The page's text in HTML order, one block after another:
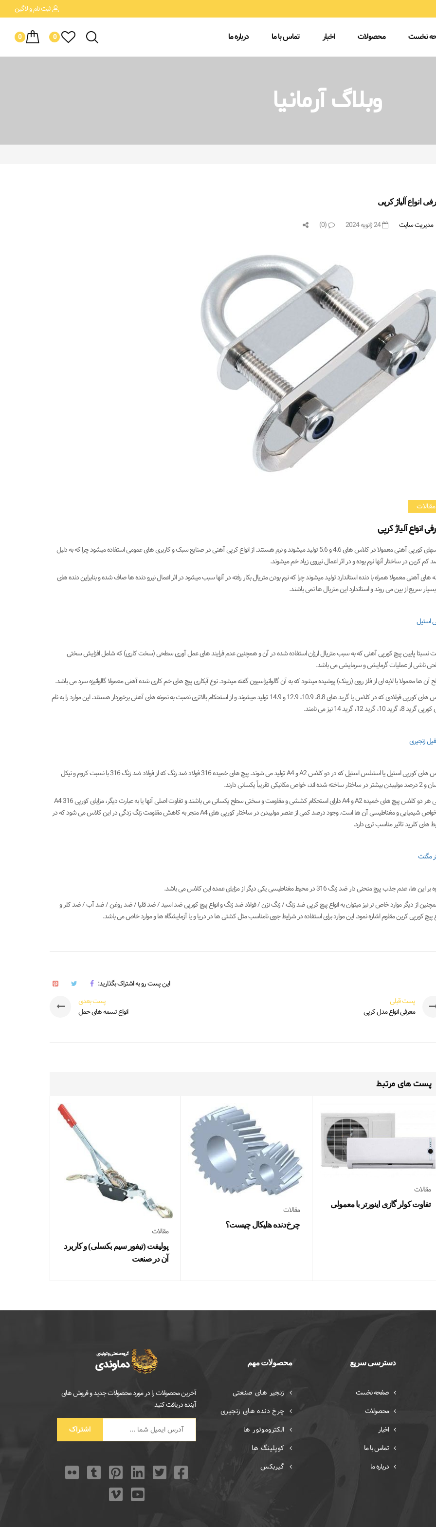
ثبت نامو لاگین
نخست محصولات اخبار تماس با ما درباره ما 0
0
وبلاگ آرمانیا
انواع آلیاژ کرپی
مدیریت سایت 24 ژانویه 2024 (0)
مقالات
انواع آلیاژ کرپی
جنسهای کورپی آهنی معمولا در کلاس های 4.6 و 5.6 تولید میشوند و نرم هستند. از انواع کرپی آهنی در صنایع سبک و کاربری های عمومی استفاده میشود چرا که به دلیل
کم کربن در ساختار آنها نرم بوده و در اثر اعمال نیروی زیاد خم میشوند.
های آهنی معمولا همراه با دنده استاندارد تولید میشوند چرا که نرم بودن متریال بکار رفته در آنها سبب میشود در اثر اعمال نیرو دنده ها صاف شده و بنابراین دنده های
سریع از بین می روند و استاندارد این متریال ها نمی باشند.
استیل
نسبتا پایین پیچ کورپی آهنی که به سبب متریال ارزان استفاده شده در آن و همچنین عدم فرایند های عمل آوری سطحی (سخت کاری) که شامل افزایش سختی
ناشی از عملیات گرمایشی و سرمایشی می باشد.
ها معمولا با لایه ای از فلز روی (زینک) پوشیده میشود که به آن گالوانیزاسیون گفته میشود. نوع آبکاری پیچ های خم کاری شده آهنی معمولا گالوانیزه سرد می باشد.
جنس های کورپی فولادی که در کلاس یا گرید های 8.8، 10.9، 12.9 و 14.9 تولید میشوند و از استحکام بالاتری نصبت به نمونه های آهنی برخوردار هستند. این موارد را به نام
8، گرید 10، گرید 12، گرید 14 نیز می نامند.
زنجیری
جنس های کورپی استیل یا استنلس استیل که در دو کلاس A2 و A4 تولید می شوند. پیچ های خمیده 316 فولاد ضد زنگ که از فولاد ضد زنگ 316 با نسبت کروم و نیکل
شده اند، خواص مکانیکی تقریباً یکسانی دارند.
یعنی هر دو کلاس پیچ های خمیده A2 و A4 دارای استحکام کششی و مقاومت و سختی سطح یکسانی می باشند و تفاوت اصلی آنها یا به عبارت دیگر، مزایای کورپی 316 A4
در خواص شیمیایی و مغناطیسی آن ها است. وجود درصد کمی از عنصر مولیبدن در ساختار کورپی های A4 منجر به کاهش مقاومت زنگ زدگی در این کلاس می شود که در
های کلرید تاثیر مناسب تری دارد.
مگنت
ها، عدم جذب پیچ منحنی دار ضد زنگ 316 در محیط مغناطیسی یکی دیگر از مزایای عمده این کلاس می باشد.
از دیگر موارد خاص تر نیز میتوان به انواع پیچ کرپی ضد زنگ / زنگ نزن / فولاد ضد زنگ و انواع پیچ کورپی ضد اسید / ضد قلیا / ضد روغن / ضد آب / ضد کلر و
پیچ کورپی کربن مقاوم اشاره نمود. این موارد برای استفاده در شرایط جوی نامناسب مثل کشتی ها در دریا و یا آزمایشگاه ها و موارد خاص می باشد.
این پست رو به اشتراک بگذارید:
پست قبلی
معرفی انواع مدل کرپی
پست بعدی
انواع تسمه های حمل
پست های مرتبط
مقالات
تفاوت کولر گازی اینورتر با معمولی
مقالات
چرخ‌دنده هلیکال چیست؟
مقالات
پولیفت (تیفور سیم بکسلی) و کاربرد
آن در صنعت
دسترسی سریع
صفحه نخست
محصولات
اخبار
تماس با ما
درباره ما
محصولات مهم
زنجیر های صنعتی
چرخ دنده های زنجیری
الکتروموتور ها
کوپلینگ ها
گیربکس
آخرین محصولات را در مورد محصولات جدید و فروش های
آینده دریافت کنید
اشتراک